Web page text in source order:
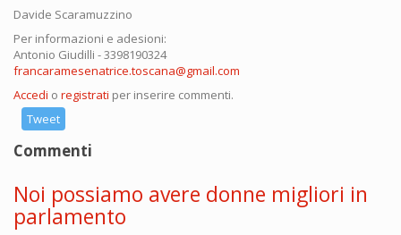
Davide Scaramuzzino
Per informazioni e adesioni:
Antonio Giudilli - 3398190324
francaramesenatrice.toscana@gmail.com
Accedi o registrati per inserire commenti.
Tweet
Commenti
Noi possiamo avere donne migliori in
parlamento